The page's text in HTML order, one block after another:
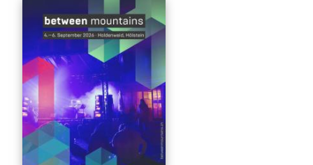
U.LAB HUB
WANDEL
VEREIN
KONTAKT
NEWSLETTER